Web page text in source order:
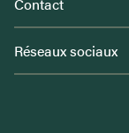
Réseaux sociaux